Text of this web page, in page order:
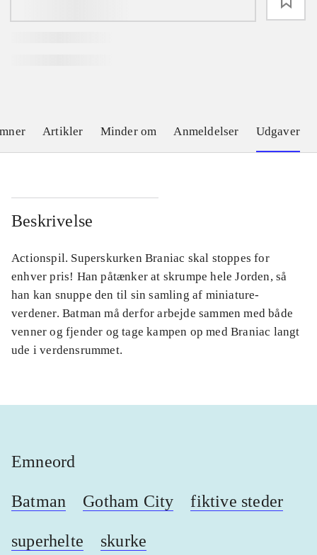
Artikler Minder om Anmeldelser Udgaver
Beskrivelse
Actionspil. Superskurken Braniac skal stoppes for
enhver pris! Han påtænker at skrumpe hele Jorden, så
han kan snuppe den til sin samling af miniature-
verdener. Batman må derfor arbejde sammen med både
venner og fjender og tage kampen op med Braniac langt
ude i verdensrummet.
Emneord
Batman Gotham City fiktive steder
superhelte skurke